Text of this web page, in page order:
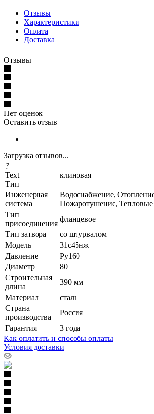
Отзывы
Характеристики
Оплата
Доставка
Отзывы
Нет оценок
Оставить отзыв
Загрузка отзывов...
?
Text
Тип
клиновая
Инженерная
система
Водоснабжение,
Пожаротушение,
Тип
присоединения
фланцевое
Тип затвора
со штурвалом
Модель
31с45нж
Давление
Ру160
Диаметр
80
Строительная
длина
390 мм
Материал
сталь
Страна
производства
Россия
Гарантия
3 года
Как оплатить и способы оплаты
Условия доставки